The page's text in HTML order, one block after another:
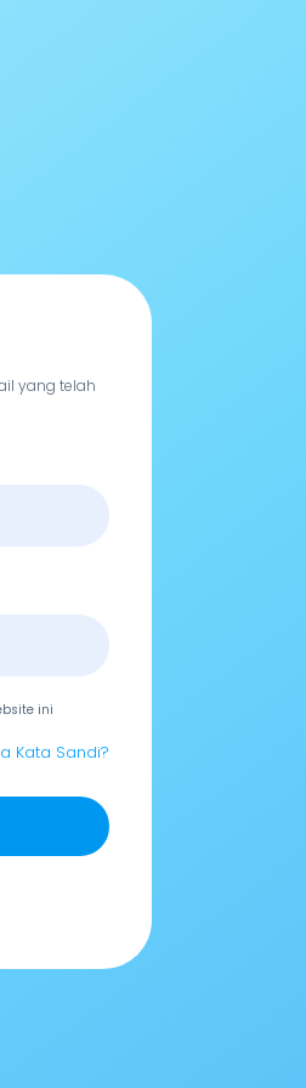
yang telah
ini
Kata Sandi?